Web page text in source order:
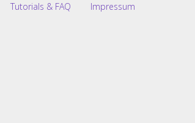
Tutorials & FAQ Impressum